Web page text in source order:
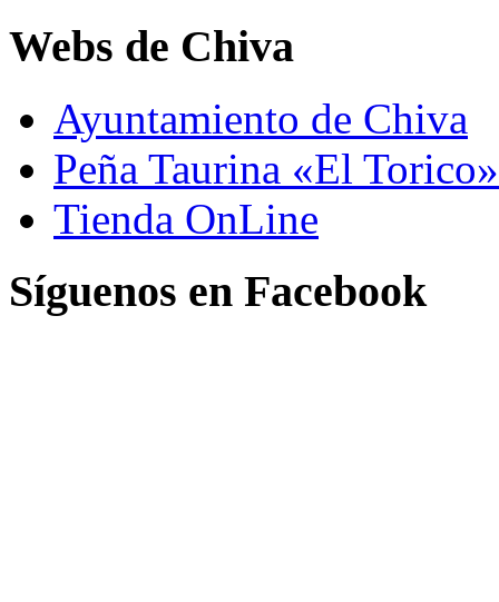
Webs de Chiva
Ayuntamiento de Chiva
Peña Taurina «El Torico»
Tienda OnLine
Síguenos en Facebook